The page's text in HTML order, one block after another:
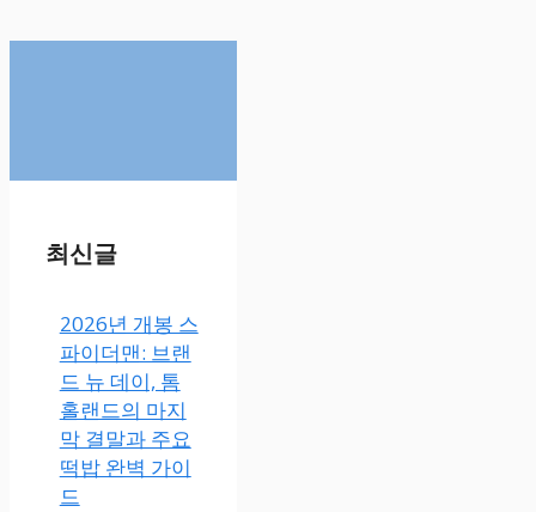
최신글
2026년 개봉 스
파이더맨: 브랜
드 뉴 데이, 톰
홀랜드의 마지
막 결말과 주요
떡밥 완벽 가이
드